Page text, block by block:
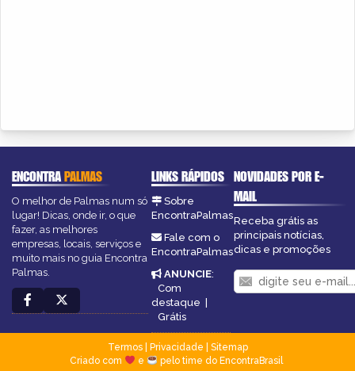
ENCONTRAPALMAS
O melhor de Palmas num só
lugar! Dicas, onde ir, o que
fazer, as melhores
empresas, locais, serviços e
muito mais no guia Encontra
Palmas.
LINKS RÁPIDOS
Sobre
EncontraPalmas
Fale com o
EncontraPalmas
ANUNCIE:
Com
destaque |
Grátis
NOVIDADES POR E-
MAIL
Receba grátis as
principais notícias,
dicas e promoções
Termos| Privacidade
Sitemap
Criado com
e pelo time do EncontraBrasil